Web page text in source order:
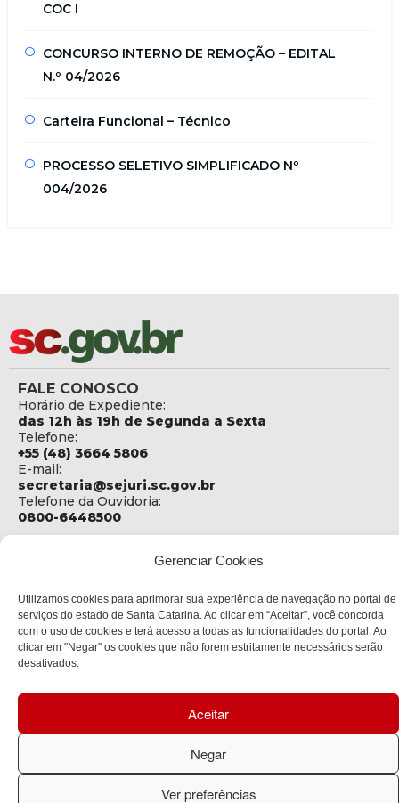
Gerenciar Cookies
Utilizamos cookies para aprimorar sua experiência de navegação no portal de
serviços do estado de Santa Catarina. Ao clicar em “Aceitar”, você concorda
com o uso de cookies e terá acesso a todas as funcionalidades do portal. Ao
clicar em "Negar" os cookies que não forem estritamente necessários serão
desativados.
Aceitar
Negar
Ver preferências
COC I
CONCURSO INTERNO DE REMOÇÃO – EDITAL
N.º 04/2026
Carteira Funcional – Técnico
PROCESSO SELETIVO SIMPLIFICADO Nº
004/2026
FALE CONOSCO
Horário de Expediente:
das 12h às 19h de Segunda a Sexta
Telefone:
+55 (48) 3664 5806
E-mail:
secretaria@sejuri.sc.gov.br
Telefone da Ouvidoria:
0800-6448500
SEJURI - Secretaria de Estado de Justiça e Reintegração
Rua Fúlvio Aducci, 1214 - Loja 06
Bairro:
Estreito - Florianópolis - SC
CEP:
Santa Catarina |Desenvolvedor: CIASC